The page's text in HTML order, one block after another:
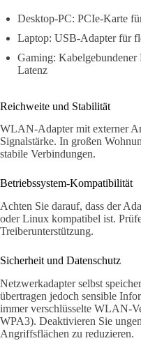
Desktop-PC: PCIe-Karte
Laptop: USB-Adapter für
Gaming:
Latenz
Reichweite und Stabilität
WLAN-Adapter mit externer
Signalstärke. In großen
stabile Verbindungen.
Betriebssystem-Kompatibilität
Achten Sie darauf, dass der
oder Linux kompatibel ist.
Treiberunterstützung.
Sicherheit und Datenschutz
Netzwerkadapter selbst
übertragen jedoch sensible
immer verschlüsselte WLAN-
WPA3). Deaktivieren Sie
Angriffsflächen zu reduzieren.